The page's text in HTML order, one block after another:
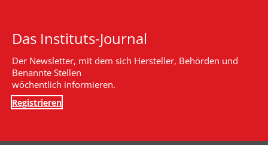
Das Instituts-Journal
Der Newsletter, mit dem sich Hersteller, Behörden und
Benannte Stellen
wöchentlich informieren.
Registrieren